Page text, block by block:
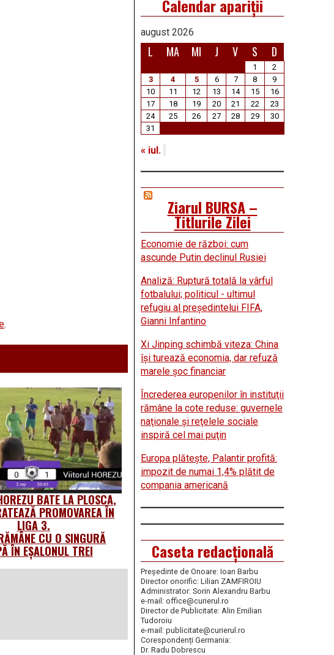
.
BATE LA PLOSCA,
PROMOVAREA ÎN
LIGA 3.
CU O SINGURĂ
ÎN EȘALONUL TREI
Calendar apariții
august 2026
L MA MI J V S D
1
2
3
4 5 6 7 8
9
10
11 12 13 14 15
16
17
18 19 20 21 22
23
24
25 26 27 28 29
30
31
« iul.
Ziarul BURSA –
Titlurile Zilei
Economie de război: cum
ascunde Putin declinul Rusiei
Analiză: Ruptură totală la vârful
fotbalului; politicul - ultimul
refugiu al preşedintelui FIFA,
Gianni Infantino
Xi Jinping schimbă viteza: China
îşi turează economia, dar refuză
marele şoc financiar
Încrederea europenilor în instituţii
rămâne la cote reduse: guvernele
naţionale şi reţelele sociale
inspiră cel mai puţin
Europa plăteşte, Palantir profită:
impozit de numai 1,4% plătit de
compania americană
Caseta redacțională
Președinte de Onoare: Ioan Barbu
Director onorific: Lilian ZAMFIROIU
Administrator: Sorin Alexandru Barbu
e-mail: office@curierul.ro
Director de Publicitate: Alin Emilian
Tudoroiu
e-mail: publicitate@curierul.ro
Corespondenți Germania:
Dr. Radu Dobrescu